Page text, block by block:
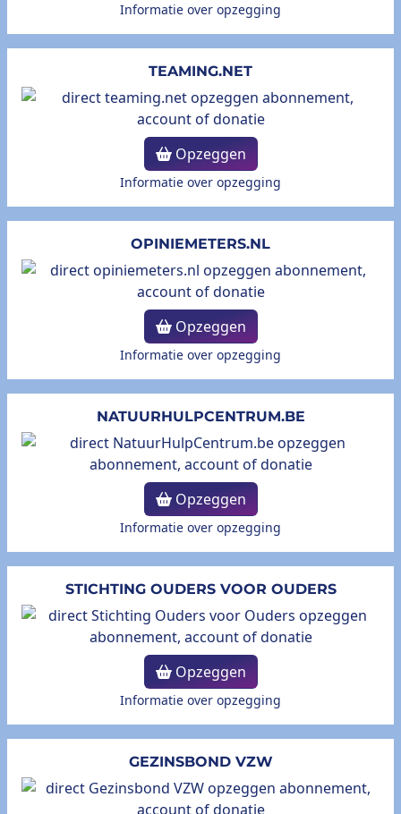
Informatie over opzegging
TEAMING.NET
Opzeggen
Informatie over opzegging
OPINIEMETERS.NL
Opzeggen
Informatie over opzegging
NATUURHULPCENTRUM.BE
Opzeggen
Informatie over opzegging
STICHTING OUDERS VOOR OUDERS
Opzeggen
Informatie over opzegging
GEZINSBOND VZW